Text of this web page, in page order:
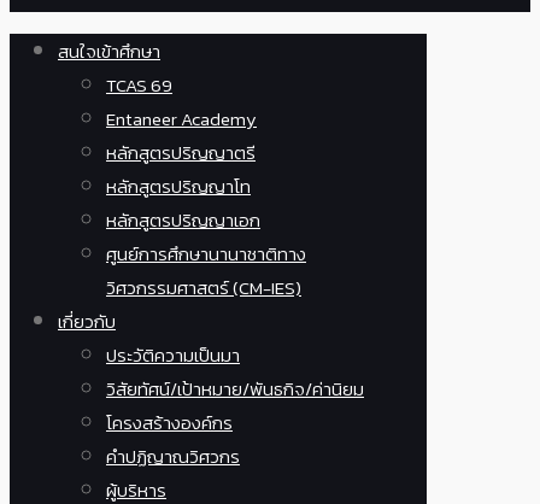
สนใจเข้าศึกษา
TCAS 69
Entaneer Academy
หลักสูตรปริญญาตรี
หลักสูตรปริญญาโท
หลักสูตรปริญญาเอก
ศูนย์การศึกษานานาชาติทาง
วิศวกรรมศาสตร์ (CM-IES)
เกี่ยวกับ
ประวัติความเป็นมา
วิสัยทัศน์/เป้าหมาย/พันธกิจ/ค่านิยม
โครงสร้างองค์กร
คำปฏิญาณวิศวกร
ผู้บริหาร